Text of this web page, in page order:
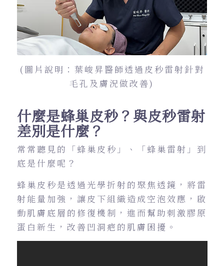
(圖片說明：葉峻昇醫師透過皮秒雷射針對
毛孔及膚況做改善)
什麼是蜂巢皮秒？與皮秒雷射
差別是什麼？
常常聽見的「蜂巢皮秒」、「蜂巢雷射」到
底是什麼呢？
蜂巢皮秒是透過光學折射的聚焦透鏡，將雷
射能量加強，讓皮下組織造成空泡效應，啟
動肌膚底層的修復機制，進而幫助刺激膠原
蛋白新生，改善凹洞疤的肌膚困擾。